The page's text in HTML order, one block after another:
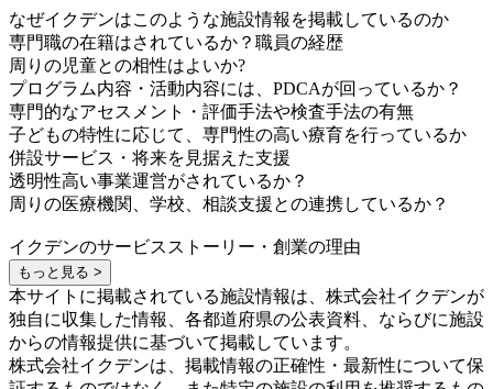
なぜイクデンはこのような施設情報を掲載しているのか
専門職の在籍はされているか？職員の経歴
周りの児童との相性はよいか?
プログラム内容・活動内容には、PDCAが回っているか？
専門的なアセスメント・評価手法や検査手法の有無
子どもの特性に応じて、専門性の高い療育を行っているか
併設サービス・将来を見据えた支援
透明性高い事業運営がされているか？
周りの医療機関、学校、相談支援との連携しているか？
イクデンのサービスストーリー・創業の理由
もっと見る >
本サイトに掲載されている施設情報は、株式会社イクデンが
独自に収集した情報、各都道府県の公表資料、ならびに施設
からの情報提供に基づいて掲載しています。
株式会社イクデンは、掲載情報の正確性・最新性について保